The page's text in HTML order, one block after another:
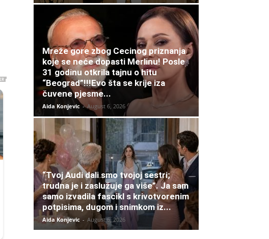
Mreže gore zbog Cecinog priznanja
koje se neće dopasti Merlinu! Posle
31 godinu otkrila tajnu o hitu
“Beograd”!!!Evo šta se krije iza
čuvene pjesme...
Aida Konjevic - August 6, 2026
“Tvoj Audi dali smo tvojoj sestri;
trudna je i zaslužuje ga više”. Ja sam
samo izvadila fascikl s krivotvorenim
potpisima, dugom i snimkom iz...
Aida Konjevic - August 6, 2026